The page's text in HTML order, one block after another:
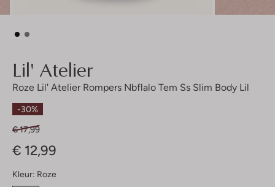
Lil' Atelier
Roze Lil' Atelier Rompers Nbflalo Tem Ss Slim Body Lil
-30%
€ 17,99
€ 12,99
Kleur: Roze